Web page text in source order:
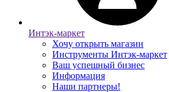
Интэк-маркет
Хочу открыть магазин
Инструменты Интэк-маркет
Ваш успешный бизнес
Информация
Наши партнеры!